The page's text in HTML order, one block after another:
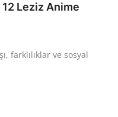
Leziz Anime
farklılıklar ve sosyal